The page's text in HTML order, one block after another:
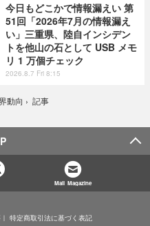
今日もどこかで情報漏えい 第
51回「2026年7月の情報漏え
い」三重県、陸自インシデン
トを他山の石として USB メモ
リ 1 万個チェック
2026.8.7 Fri 8:15
動向 › 記事
Mail Magazine
特定商取引法に基づく表記